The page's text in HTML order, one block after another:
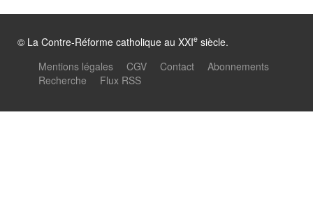
© La Contre-Réforme catholique au XXIe siècle.
Mentions légales
CGV Contact
Abonnements
Recherche
Flux RSS